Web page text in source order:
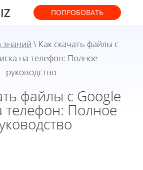
ПОПРОБОВАТЬ
знаний \ Как скачать файлы с
на телефон: Полное
руководство
файлы с Google
телефон: Полное